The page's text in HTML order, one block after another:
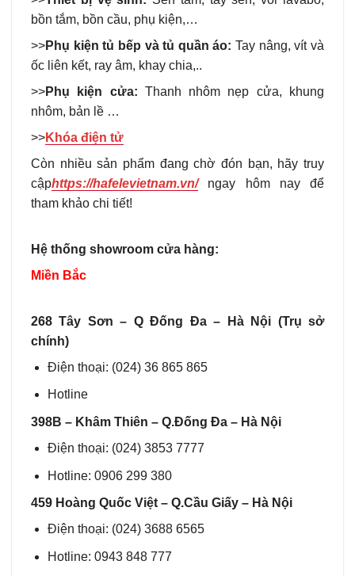
bồn tắm, bồn cầu, phụ kiện,…
>>Phụ kiện tủ bếp và tủ quần áo: Tay nâng, vít và
ốc liên kết, ray âm, khay chia,..
>>Phụ kiện cửa: Thanh nhôm nẹp cửa, khung
nhôm, bản lề …
>>Khóa điện tử
Còn nhiều sản phẩm đang chờ đón bạn, hãy truy
cậphttps://hafelevietnam.vn/
ngay hôm nay để
tham khảo chi tiết!
Hệ thống showroom cửa hàng:
Miền Bắc
268 Tây Sơn – Q Đống Đa – Hà Nội (Trụ sở
chính)
Điện thoại: (024) 36 865 865
Hotline
398B – Khâm Thiên – Q.Đống Đa – Hà Nội
Điện thoại: (024) 3853 7777
Hotline: 0906 299 380
459 Hoàng Quốc Việt – Q.Cầu Giấy – Hà Nội
Điện thoại: (024) 3688 6565
Hotline: 0943 848 777